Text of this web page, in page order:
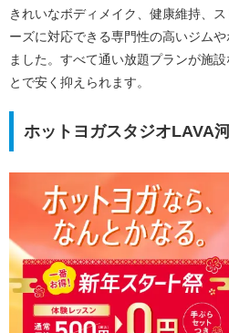
きれいなボディメイク、健康維持、
ーズに対応できる専門性の高いジム
ました。すべて通い放題プランが施
とで安く抑えられます。
ホットヨガスタジオLAVA